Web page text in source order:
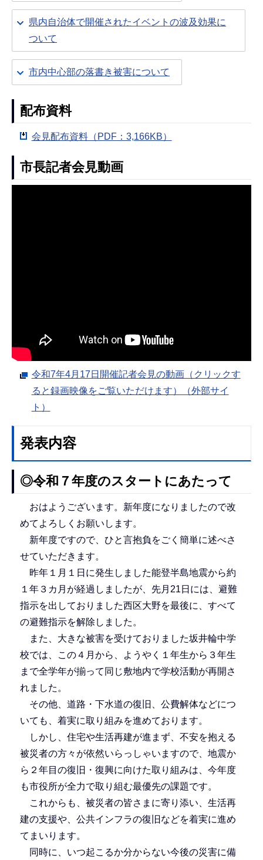
県内自治体で開催されたイベントの波及効果に
ついて
市内中心部の落書き被害について
配布資料
会見配布資料（PDF：3,166KB）
市長記者会見動画
令和7年4月17日開催記者会見の動画（クリックす
ると録画映像をご覧いただけます）（外部サイ
ト）
発表内容
◎令和７年度のスタートにあたって
おはようございます。新年度になりましたので改
めてよろしくお願いします。
新年度ですので、ひと言抱負をごく簡単に述べさ
せていただきます。
昨年１月１日に発生しました能登半島地震から約
１年３カ月が経過しましたが、先月21日には、避難
指示を出しておりました西区大野を最後に、すべて
の避難指示を解除しました。
また、大きな被害を受けておりました坂井輪中学
校では、この４月から、ようやく１年生から３年生
まで全学年が揃って同じ敷地内で学校活動が再開さ
れました。
その他、道路・下水道の復旧、公費解体などにつ
いても、着実に取り組みを進めております。
しかし、住宅や生活再建が進まず、不安を抱える
被災者の方々が依然いらっしゃいますので、地震か
ら２年目の復旧・復興に向けた取り組みは、今年度
も市役所が全力で取り組む最優先の課題です。
これからも、被災者の皆さまに寄り添い、生活再
建の支援や、公共インフラの復旧などを着実に進め
てまいります。
同時に、いつ起こるか分からない今後の災害に備